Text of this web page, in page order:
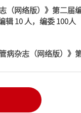
（网络版）》第二届
辑 10 人，编委 100
病杂志（网络版）》